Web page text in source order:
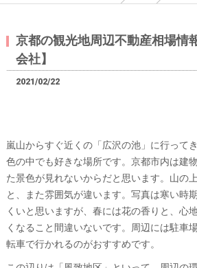
京都の観光地周辺不動産相場情
会社】
2021/02/22
嵐山からすぐ近くの「広沢の池」に行って
色の中でも好きな場所です。京都市内は建
た景色が見れないからだと思います。山の
と、また雰囲気が違います。写真は寒い時
くいと思いますが、春には花の香りと、心
くなること間違いないです。周辺には駐車
転車で行かれるのがおすすめです。